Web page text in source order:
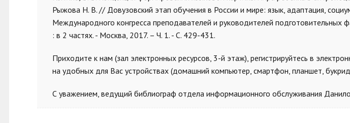
Рыжова Н. В. // Довузовский этап обучения в России и мире: язык, адаптация,
Международного конгресса преподавателей и руководителей подготовительных
: в 2 частях. - Москва, 2017. – Ч. 1. - С. 429-431.
Приходите к нам (зал электронных ресурсов, 3-й этаж), регистрируйтесь в
на удобных для Вас устройствах (домашний компьютер, смартфон, планшет,
С уважением, ведущий библиограф отдела информационного обслуживания